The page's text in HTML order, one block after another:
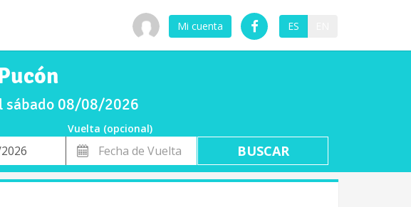
Mi cuenta ES
sábado 08/08/2026
Vuelta (opcional)
Fecha
de
Vuelta